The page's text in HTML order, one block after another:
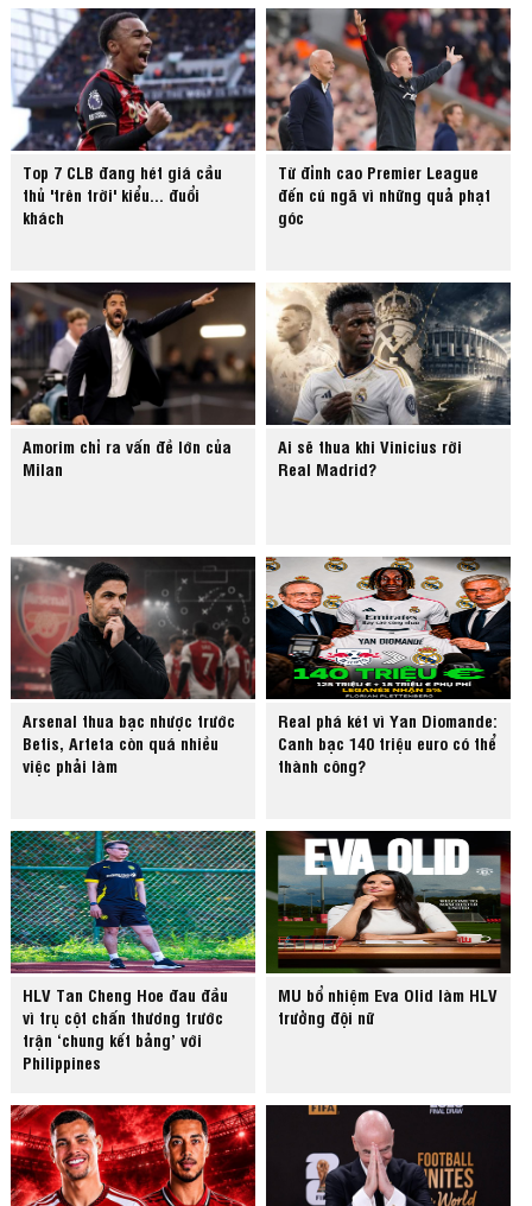
Top 7 CLB đang hét giá cầu
thủ 'trên trời' kiểu... đuổi
khách
Từ đỉnh cao Premier League
đến cú ngã vì những quả phạt
góc
Amorim chỉ ra vấn đề lớn của
Milan
Ai sẽ thua khi Vinicius rời
Real Madrid?
Arsenal thua bạc nhược trước
Betis, Arteta còn quá nhiều
việc phải làm
Real phá két vì Yan Diomande:
Canh bạc 140 triệu euro có thể
thành công?
HLV Tan Cheng Hoe đau đầu
vì trụ cột chấn thương trước
trận ‘chung kết bảng’ với
Philippines
MU bổ nhiệm Eva Olid làm HLV
trưởng đội nữ